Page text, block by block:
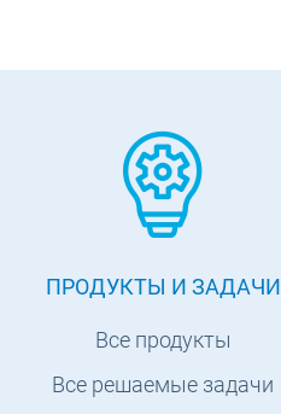
ПРОДУКТЫ И ЗАДАЧИ
Все продукты
Все решаемые задачи